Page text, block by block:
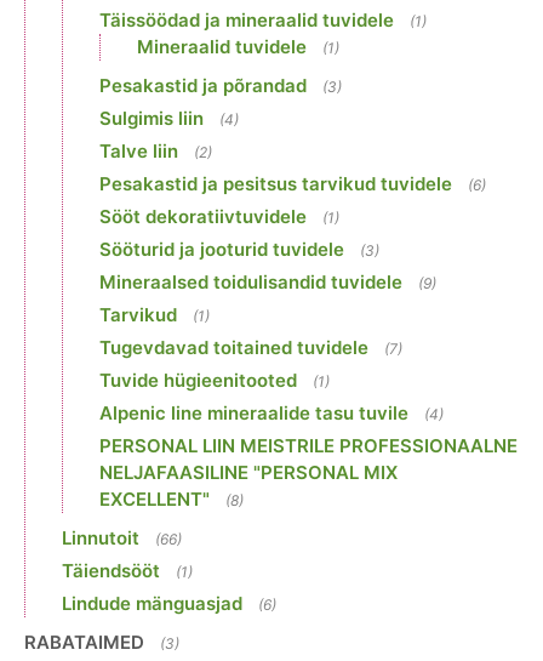
Täissöödad ja mineraalid tuvidele (1)
Mineraalid tuvidele (1)
Pesakastid ja põrandad (3)
Sulgimis liin (4)
Talve liin (2)
Pesakastid ja pesitsus tarvikud tuvidele (6)
Sööt dekoratiivtuvidele (1)
Sööturid ja jooturid tuvidele (3)
Mineraalsed toidulisandid tuvidele (9)
Tarvikud (1)
Tugevdavad toitained tuvidele (7)
Tuvide hügieenitooted (1)
Alpenic line mineraalide tasu tuvile (4)
PERSONAL LIIN MEISTRILE PROFESSIONAALNE
NELJAFAASILINE "PERSONAL MIX
EXCELLENT"
(8)
Linnutoit (66)
Täiendsööt (1)
Lindude mänguasjad (6)
RABATAIMED (3)